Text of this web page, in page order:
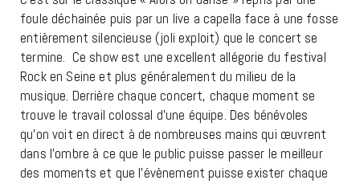
foule déchainée puis par un live a capella face à une fosse
entièrement silencieuse (joli exploit) que le concert se
termine. Ce show est une excellent allégorie du festival
Rock en Seine et plus généralement du milieu de la
musique. Derrière chaque concert, chaque moment se
trouve le travail colossal d’une équipe. Des bénévoles
qu’on voit en direct à de nombreuses mains qui œuvrent
dans l’ombre à ce que le public puisse passer le meilleur
des moments et que l’évènement puisse exister chaque